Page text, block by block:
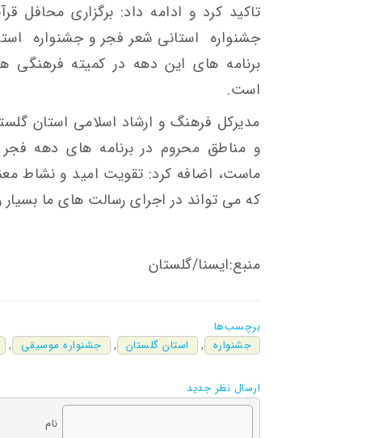
تاکید کرد و ادامه داد: برگزاری محافل
جشنواره استانی شعر فجر و جشنواره
برنامه های این دهه در کمیته فرهنگی
است.
مدیرکل فرهنگ و ارشاد اسلامی استان
و مناطق محروم در برنامه های دهه فجر
ماست، اضافه کرد: تقویت امید و نشاط
که می تواند در اجرای رسالت های ما
منبع:ایسنا/گلستان
برچسب‌ها
جشنواره
, استان گلستان , جشنواره موسیقی ,
ارسال نظر جدید
نام